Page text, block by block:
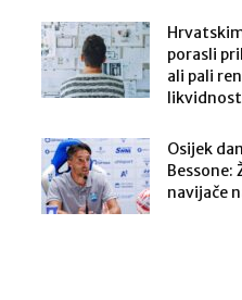
porasli
ali pali
likvidnost
Osijek
navijače